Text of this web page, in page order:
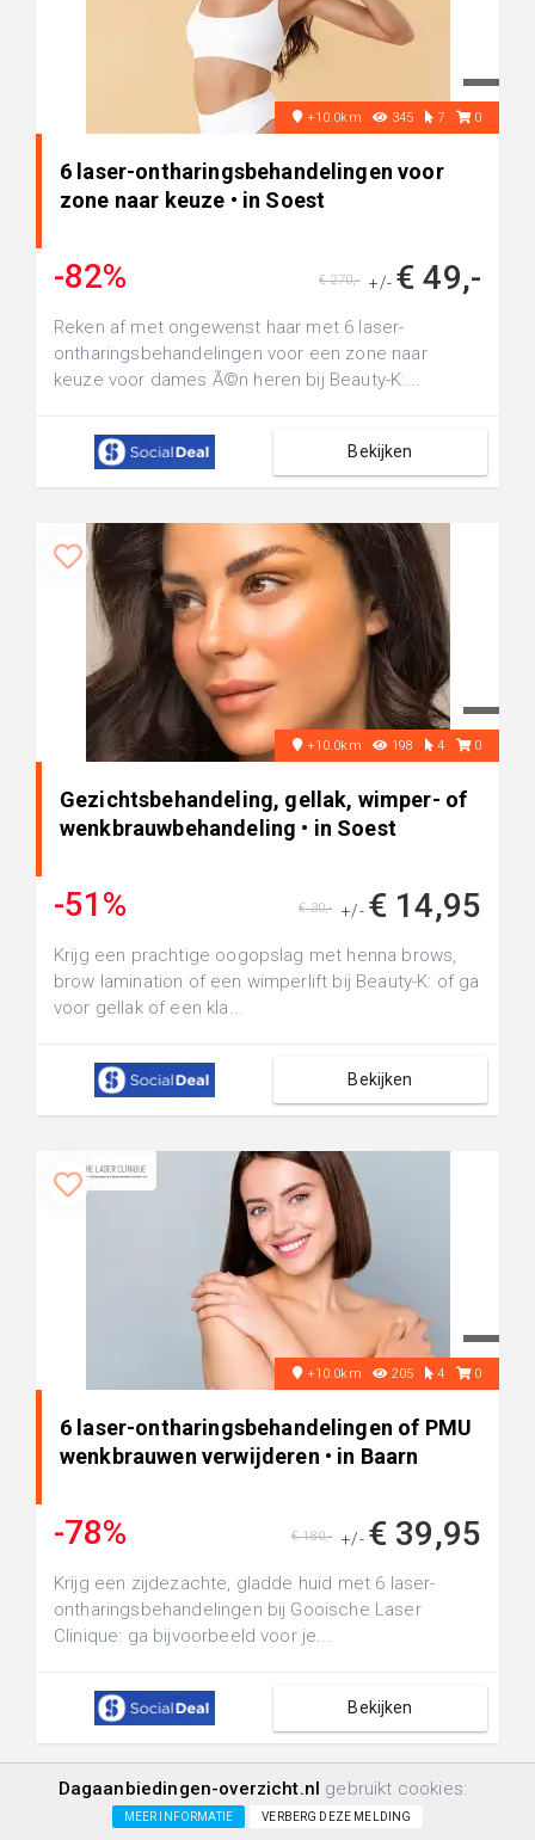
+10.0km 345 7 0
6 laser-ontharingsbehandelingen voor
zone naar keuze • in Soest
-82% +/- € 49,-
€ 270,-
Reken af met ongewenst haar met 6 laser-
ontharingsbehandelingen voor een zone naar
keuze voor dames Ã©n heren bij Beauty-K:...
Bekijken
+10.0km 198 4 0
Gezichtsbehandeling, gellak, wimper- of
wenkbrauwbehandeling • in Soest
-51% +/- € 14,95
€ 30,-
Krijg een prachtige oogopslag met henna brows,
brow lamination of een wimperlift bij Beauty-K: of ga
voor gellak of een kla...
Bekijken
+10.0km 205 4 0
6 laser-ontharingsbehandelingen of PMU
wenkbrauwen verwijderen • in Baarn
-78% +/- € 39,95
€ 180,-
Krijg een zijdezachte, gladde huid met 6 laser-
ontharingsbehandelingen bij Gooische Laser
Clinique: ga bijvoorbeeld voor je...
Bekijken
Beauty & Behandelingen
Dagaanbiedingen-overzicht.nl gebruikt cookies:
MEER INFORMATIE VERBERG DEZE MELDING